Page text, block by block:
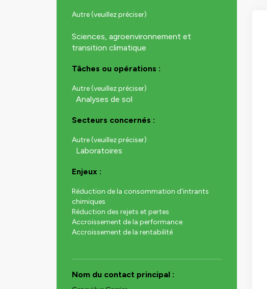
Autre (veuillez préciser)
Sciences, agroenvironnement et
transition climatique
Tâches ou opérations :
Autre (veuillez préciser)
Analyses de sol
Secteurs concernés :
Autre (veuillez préciser)
Laboratoires
Enjeux :
Réduction de la consommation d'intrants
chimiques
Réduction des rejets et pertes
Accroissement de la performance
Accroissement de la rentabilité
Nom du contact principal :